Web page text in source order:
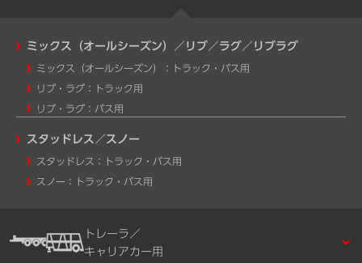
ミックス（オールシーズン）／リブ／ラグ／リブラグ
ミックス（オールシーズン）：トラック・バス用
リブ・ラグ：トラック用
リブ・ラグ：バス用
スタッドレス／スノー
スタッドレス：トラック・バス用
スノー：トラック・バス用
トレーラ／
キャリアカー用